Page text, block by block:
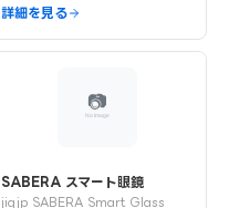
詳細を見る
SABERA スマート眼鏡
jigjp SABERA Smart Glass